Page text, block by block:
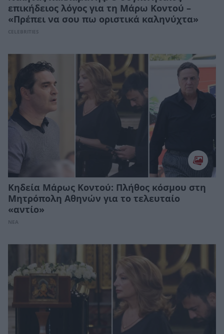
επικήδειος λόγος για τη Μάρω Κοντού –
«Πρέπει να σου πω οριστικά καληνύχτα»
CELEBRITIES
Κηδεία Μάρως Κοντού: Πλήθος κόσμου στη
Μητρόπολη Αθηνών για το τελευταίο
«αντίο»
ΝΕΑ